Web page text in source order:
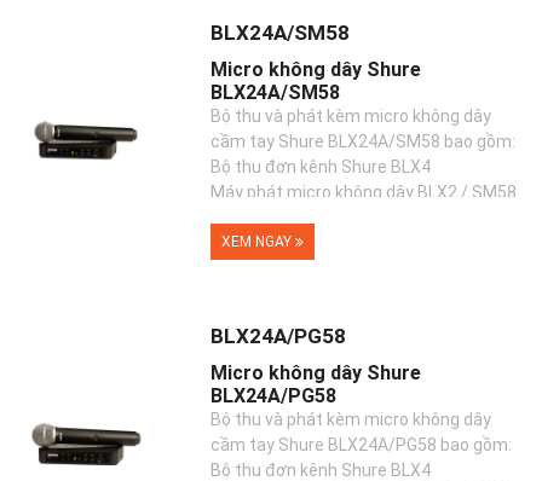
BLX24A/SM58
Micro không dây Shure
BLX24A/SM58
Bộ thu và phát kèm micro không dây
cầm tay Shure BLX24A/SM58 bao gồm:
Bộ thu đơn kênh Shure BLX4
Máy phát micro không dây BLX2 / SM58
XEM NGAY
BLX24A/PG58
Micro không dây Shure
BLX24A/PG58
Bộ thu và phát kèm micro không dây
cầm tay Shure BLX24A/PG58 bao gồm:
Bộ thu đơn kênh Shure BLX4